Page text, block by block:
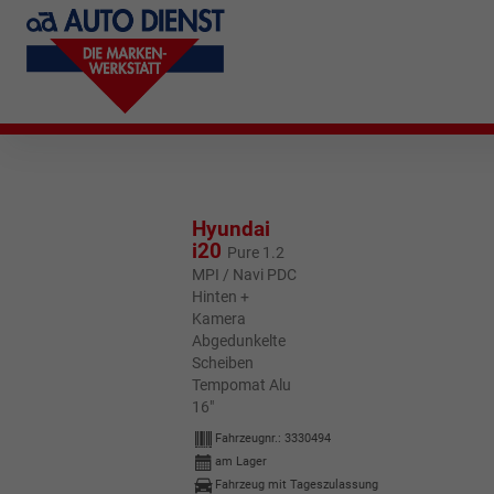
Hyundai
i20 Pure 1.2
MPI / Navi PDC
Hinten +
Kamera
Abgedunkelte
Scheiben
Tempomat Alu
16"
Fahrzeugnr.: 3330494
am Lager
Fahrzeug mit Tageszulassung